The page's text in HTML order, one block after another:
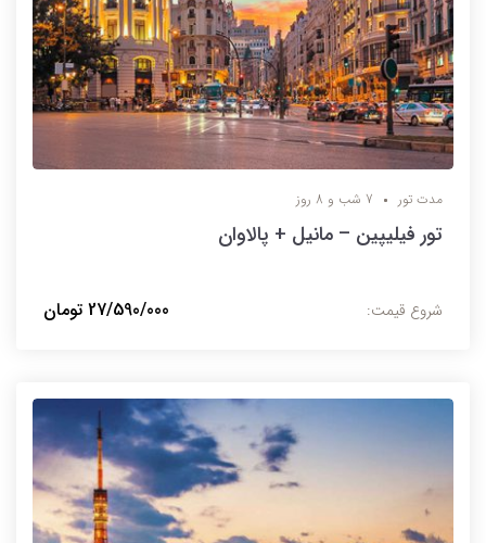
مدت تور 7 شب و 8 روز
تور فیلیپین – مانیل + پالاوان
شروع قیمت: 27/590/000 تومان